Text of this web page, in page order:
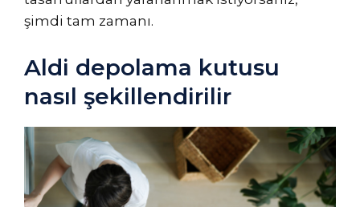
şimdi tam zamanı.
Aldi depolama kutusu
nasıl şekillendirilir